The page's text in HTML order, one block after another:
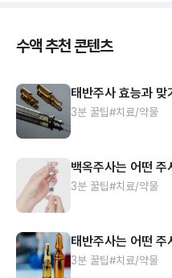
수액 추천 콘텐츠
태반주사 효능과 맞
3분 꿀팁#치료/약물
백옥주사는 어떤
3분 꿀팁#치료/약물
태반주사는 어떤
3분 꿀팁#치료/약물